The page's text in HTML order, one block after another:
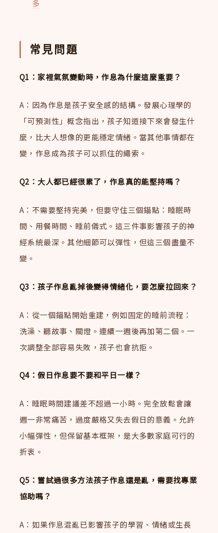
多
常見問題
Q1：家裡氣氛變動時，作息為什麼這麼重要？
A：因為作息是孩子安全感的結構。發展心理學的
「可預測性」概念指出，孩子知道接下來會發生什
麼，比大人想像的更能穩定情緒。當其他事情都在
變，作息成為孩子可以抓住的繩索。
Q2：大人都已經很累了，作息真的能堅持嗎？
A：不需要堅持完美，但要守住三個錨點：睡眠時
間、用餐時間、睡前儀式。這三件事影響孩子的神
經系統最深。其他細節可以彈性，但這三個盡量不
變。
Q3：孩子作息亂掉後變得情緒化，要怎麼拉回來？
A：從一個錨點開始重建，例如固定的睡前流程：
洗澡、聽故事、關燈。連續一週後再加第二個。一
次調整全部容易失敗，孩子也會抗拒。
Q4：假日作息要不要和平日一樣？
A：睡眠時間建議差不超過一小時。完全放鬆會讓
週一非常痛苦，過度嚴格又失去假日的意義。允許
小幅彈性，但保留基本框架，是大多數家庭可行的
折衷。
Q5：嘗試過很多方法孩子作息還是亂，需要找專業
協助嗎？
A：如果作息混亂已影響孩子的學習、情緒或生長